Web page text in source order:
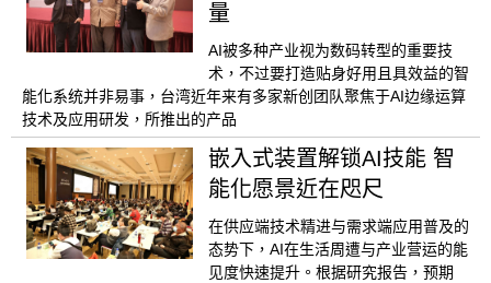
量
AI被多种产业视为数码转型的重要技
术，不过要打造贴身好用且具效益的智
能化系统并非易事，台湾近年来有多家新创团队聚焦于AI边缘运算
技术及应用研发，所推出的产品
嵌入式装置解锁AI技能 智
能化愿景近在咫尺
在供应端技术精进与需求端应用普及的
态势下，AI在生活周遭与产业营运的能
见度快速提升。根据研究报告，预期